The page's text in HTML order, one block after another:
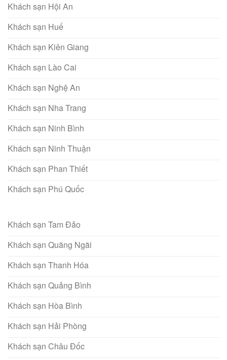
Khách sạn Hội An
Khách sạn Huế
Khách sạn Kiên Giang
Khách sạn Lào Cai
Khách sạn Nghệ An
Khách sạn Nha Trang
Khách sạn Ninh Bình
Khách sạn Ninh Thuận
Khách sạn Phan Thiết
Khách sạn Phú Quốc
Khách sạn Tam Đảo
Khách sạn Quãng Ngãi
Khách sạn Thanh Hóa
Khách sạn Quảng Bình
Khách sạn Hòa Bình
Khách sạn Hải Phòng
Khách sạn Châu Đốc